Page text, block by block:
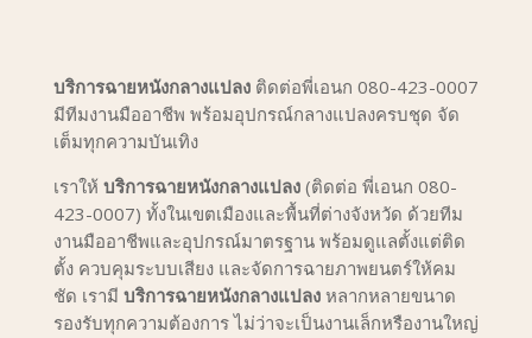
บริการฉายหนังกลางแปลงติดต่อพี่เอนก 080-423-0007
มีทีมงานมืออาชีพ พร้อมอุปกรณ์กลางแปลงครบชุด จัด
เต็มทุกความบันเทิง
เราให้ บริการฉายหนังกลางแปลง(ติดต่อ พี่เอนก 080-
423-0007) ทั้งในเขตเมืองและพื้นที่ต่างจังหวัด ด้วยทีม
งานมืออาชีพและอุปกรณ์มาตรฐาน พร้อมดูแลตั้งแต่ติด
ตั้ง ควบคุมระบบเสียง และจัดการฉายภาพยนตร์ให้คม
ชัด เรามี บริการฉายหนังกลางแปลงหลากหลายขนาด
รองรับทุกความต้องการ ไม่ว่าจะเป็นงานเล็กหรืองานใหญ่